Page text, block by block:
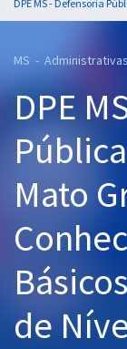
Cursos 20% OFF
Pós
Graduação
OAB
Mentorias
Questões grátis
MS -
DPE
Mato
de